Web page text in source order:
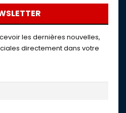
les dernières nouvelles,
directement dans votre